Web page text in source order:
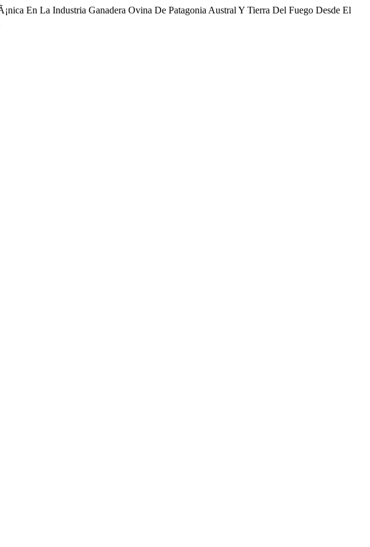
En La Industria Ganadera Ovina De Patagonia Austral Y Tierra Del Fuego Desde El